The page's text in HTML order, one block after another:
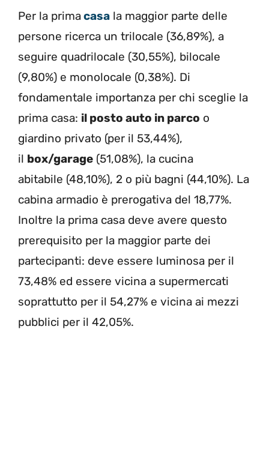
Per la primacasa la maggior parte delle
persone ricerca un trilocale (36,89%), a
seguire quadrilocale (30,55%), bilocale
(9,80%) e monolocale (0,38%). Di
fondamentale importanza per chi sceglie la
prima casa: il posto auto in parco o
giardino privato (per il 53,44%),
il box/garage (51,08%), la cucina
abitabile (48,10%), 2 o più bagni (44,10%). La
cabina armadio è prerogativa del 18,77%.
Inoltre la prima casa deve avere questo
prerequisito per la maggior parte dei
partecipanti: deve essere luminosa per il
73,48% ed essere vicina a supermercati
soprattutto per il 54,27% e vicina ai mezzi
pubblici per il 42,05%.